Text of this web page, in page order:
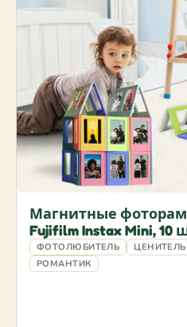
Магнитные
Fujifilm Instax Mini, 10
ФОТОЛЮБИТЕЛЬ
РОМАНТИК